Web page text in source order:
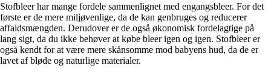
Stofbleer har mange fordele sammenlignet med engangsbleer. For det
første er de mere miljøvenlige, da de kan genbruges og reducerer
affaldsmængden. Derudover er de også økonomisk fordelagtige på
lang sigt, da du ikke behøver at købe bleer igen og igen. Stofbleer er
også kendt for at være mere skånsomme mod babyens hud, da de er
lavet af bløde og naturlige materialer.